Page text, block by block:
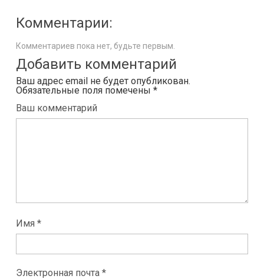
Комментарии:
Комментариев пока нет, будьте первым.
Добавить комментарий
Ваш адрес email не будет опубликован.
Обязательные поля помечены *
Ваш комментарий
Имя *
Электронная почта *